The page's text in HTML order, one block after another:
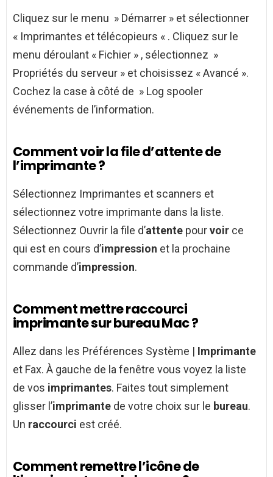
Cliquez sur le menu » Démarrer » et sélectionner
« Imprimantes et télécopieurs « . Cliquez sur le
menu déroulant « Fichier » , sélectionnez »
Propriétés du serveur » et choisissez « Avancé ».
Cochez la case à côté de » Log spooler
événements de l’information.
Comment voir la file d’attente de
l’imprimante ?
Sélectionnez Imprimantes et scanners et
sélectionnez votre imprimante dans la liste.
Sélectionnez Ouvrir la file d’attente pourvoir ce
qui est en cours d’impression et la prochaine
commande d’impression.
Comment mettre raccourci
imprimante sur bureau Mac ?
Allez dans les Préférences Système | Imprimante
et Fax. À gauche de la fenêtre vous voyez la liste
de vos imprimantes. Faites tout simplement
glisser l’imprimante de votre choix sur le bureau.
Un raccourci est créé.
Comment remettre l’icône de